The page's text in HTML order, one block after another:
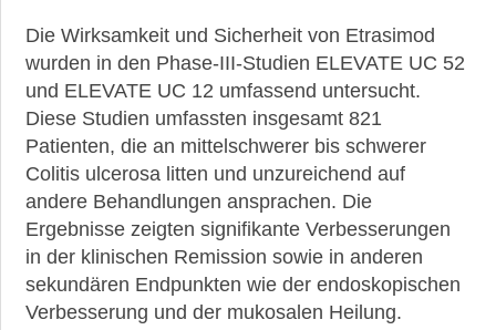
Die Wirksamkeit und Sicherheit von Etrasimod
wurden in den Phase-III-Studien ELEVATE UC 52
und ELEVATE UC 12 umfassend untersucht.
Diese Studien umfassten insgesamt 821
Patienten, die an mittelschwerer bis schwerer
Colitis ulcerosa litten und unzureichend auf
andere Behandlungen ansprachen. Die
Ergebnisse zeigten signifikante Verbesserungen
in der klinischen Remission sowie in anderen
sekundären Endpunkten wie der endoskopischen
Verbesserung und der mukosalen Heilung.